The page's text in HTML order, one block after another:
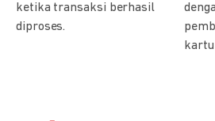
ketika transaksi berhasil
diproses.